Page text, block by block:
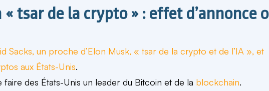
tsar de la crypto » : effet d’annonce
Sacks, un proche d’Elon Musk, « tsar de la crypto et de l’IA », et
aux États-Unis.
des États-Unis un leader du Bitcoin et de la blockchain.